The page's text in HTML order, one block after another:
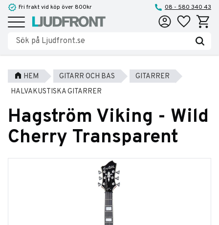
Meny
Fri frakt vid köp över 800kr 08 - 580 340 43
Favoriter
HEM GITARR OCH BAS
GITARRER
HALVAKUSTISKA GITARRER
Hagström Viking - Wild
Cherry Transparent